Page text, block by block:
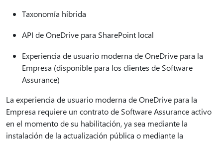
Taxonomía híbrida
API de OneDrive para SharePoint local
Experiencia de usuario moderna de OneDrive para la
Empresa (disponible para los clientes de Software
Assurance)
La experiencia de usuario moderna de OneDrive para la
Empresa requiere un contrato de Software Assurance activo
en el momento de su habilitación, ya sea mediante la
instalación de la actualización pública o mediante la